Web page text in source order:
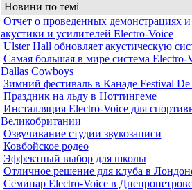
Новини по темі
Отчет о проведенных демонстрациях
акустики и усилителей Electro-Voice
Ulster Hall обновляет акустическую
Самая большая в мире система Electro-
Dallas Cowboys
Зимний фестиваль в Канаде Festival De
Праздник на льду в Ноттингеме
Инсталляция Electro-Voice для
Великобритании
Озвучивание студии звукозаписи
Ковбойское родео
Эффектный выбор для школы
Отличное решение для клуба в
Семинар Electro-Voice в